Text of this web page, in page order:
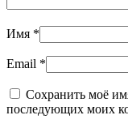
Имя *
Email *
Сохранить моё
последующих моих